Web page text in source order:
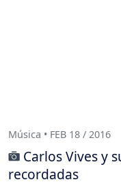
Música • FEB 18 / 2016
Carlos Vives y
recordadas